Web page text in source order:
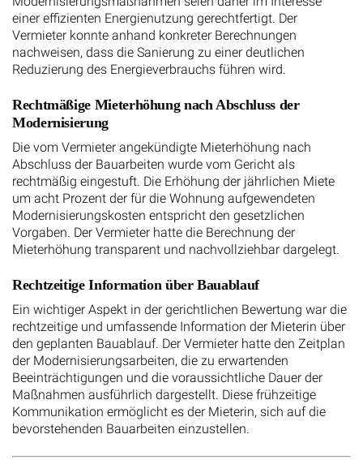
einer effizienten Energienutzung gerechtfertigt. Der
Vermieter konnte anhand konkreter Berechnungen
nachweisen, dass die Sanierung zu einer deutlichen
Reduzierung des Energieverbrauchs führen wird.
Rechtmäßige Mieterhöhung nach Abschluss der
Modernisierung
Die vom Vermieter angekündigte Mieterhöhung nach
Abschluss der Bauarbeiten wurde vom Gericht als
rechtmäßig eingestuft. Die Erhöhung der jährlichen Miete
um acht Prozent der für die Wohnung aufgewendeten
Modernisierungskosten entspricht den gesetzlichen
Vorgaben. Der Vermieter hatte die Berechnung der
Mieterhöhung transparent und nachvollziehbar dargelegt.
Rechtzeitige Information über Bauablauf
Ein wichtiger Aspekt in der gerichtlichen Bewertung war die
rechtzeitige und umfassende Information der Mieterin über
den geplanten Bauablauf. Der Vermieter hatte den Zeitplan
der Modernisierungsarbeiten, die zu erwartenden
Beeinträchtigungen und die voraussichtliche Dauer der
Maßnahmen ausführlich dargestellt. Diese frühzeitige
Kommunikation ermöglicht es der Mieterin, sich auf die
bevorstehenden Bauarbeiten einzustellen.